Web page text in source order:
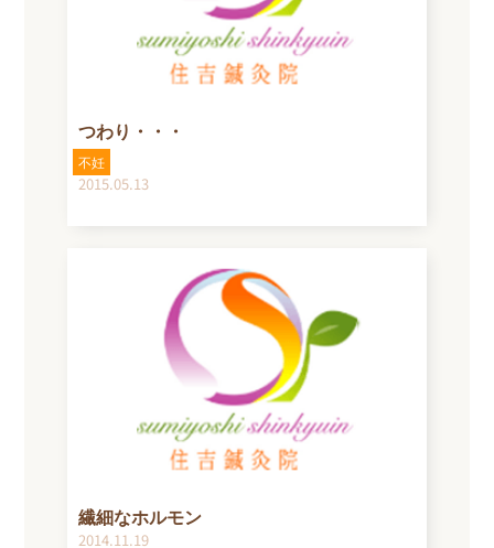
つわり・・・
不妊
2015.05.13
繊細なホルモン
2014.11.19